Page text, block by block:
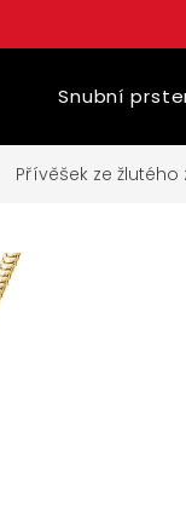
Snubní
Přívěšek ze